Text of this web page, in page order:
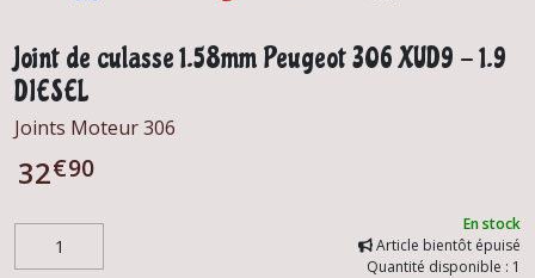
Joint de culasse 1.58mm Peugeot 306 XUD9 - 1.9
DIESEL
Joints Moteur 306
32€90
En stock
Article bientôt épuisé
Quantité disponible : 1